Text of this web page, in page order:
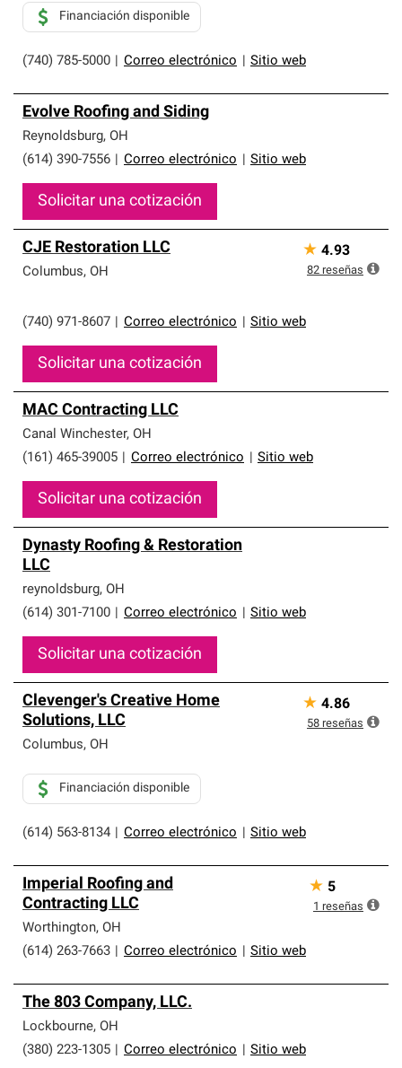
(740) 785-5000 Correo electrónico Sitio web
Financiación disponible
Evolve Roofing and Siding
Reynoldsburg, OH
(614) 390-7556
Correo electrónico Sitio web
Solicitar una cotización
CJE Restoration LLC
Columbus, OH
(740) 971-8607 Correo electrónico Sitio web
Solicitar una cotización
★ 4.93
82 reseñas
MAC Contracting LLC
Canal Winchester, OH
(161) 465-39005
Correo electrónico Sitio web
Solicitar una cotización
Dynasty Roofing & Restoration
LLC
reynoldsburg, OH
(614) 301-7100
Correo electrónico Sitio web
Solicitar una cotización
Clevenger's Creative Home
Solutions, LLC
Columbus, OH
(614) 563-8134 Correo electrónico Sitio web
Financiación disponible
★ 4.86
58 reseñas
Imperial Roofing and
Contracting LLC
Worthington, OH
(614) 263-7663
Correo electrónico Sitio web
★ 5
1 reseñas
The 803 Company, LLC.
Lockbourne, OH
(380) 223-1305
Correo electrónico Sitio web